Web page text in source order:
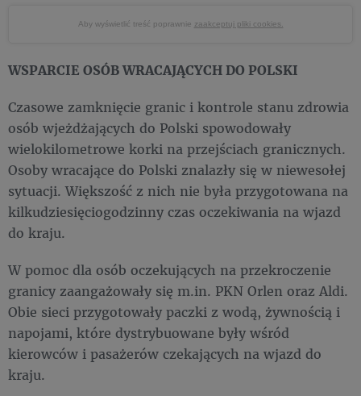
Aby wyświetlić treść poprawnie zaakceptuj pliki cookies.
WSPARCIE OSÓB WRACAJĄCYCH DO POLSKI
Czasowe zamknięcie granic i kontrole stanu zdrowia
osób wjeżdżających do Polski spowodowały
wielokilometrowe korki na przejściach granicznych.
Osoby wracające do Polski znalazły się w niewesołej
sytuacji. Większość z nich nie była przygotowana na
kilkudziesięciogodzinny czas oczekiwania na wjazd
do kraju.
W pomoc dla osób oczekujących na przekroczenie
granicy zaangażowały się m.in. PKN Orlen oraz Aldi.
Obie sieci przygotowały paczki z wodą, żywnością i
napojami, które dystrybuowane były wśród
kierowców i pasażerów czekających na wjazd do
kraju.